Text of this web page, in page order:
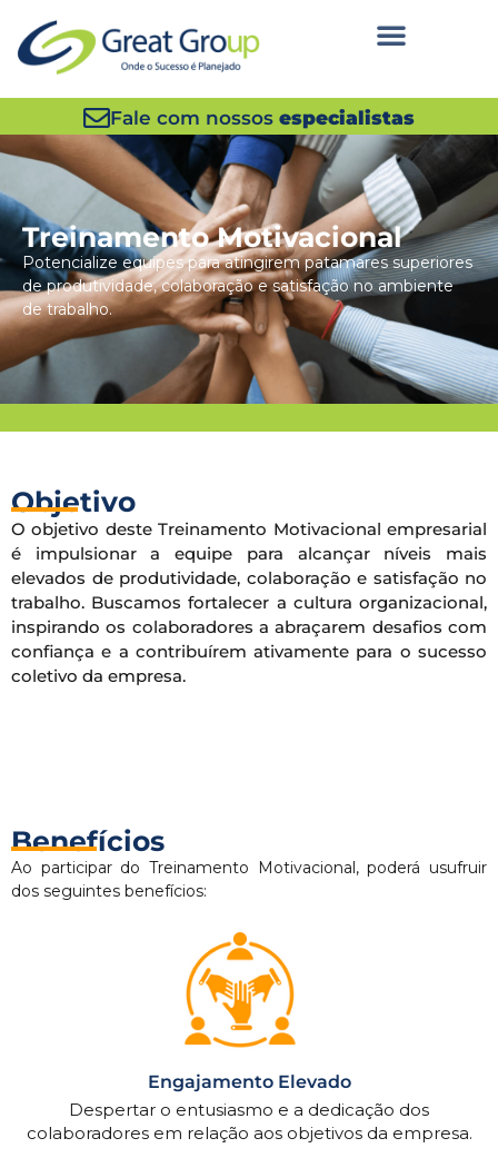
Fale com nossos especialistas
Treinamento Motivacional
Potencialize equipes para atingirem patamares superiores
de produtividade, colaboração e satisfação no ambiente
de trabalho.
Objetivo
O objetivo deste Treinamento Motivacional empresarial
é impulsionar a equipe para alcançar níveis mais
elevados de produtividade, colaboração e satisfação no
trabalho. Buscamos fortalecer a cultura organizacional,
inspirando os colaboradores a abraçarem desafios com
confiança e a contribuírem ativamente para o sucesso
coletivo da empresa.
Benefícios
Ao participar do Treinamento Motivacional, poderá usufruir
dos seguintes benefícios:
Engajamento Elevado
Despertar o entusiasmo e a dedicação dos
colaboradores em relação aos objetivos da empresa.